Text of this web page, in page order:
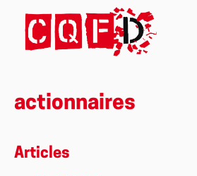
actionnaires
Articles